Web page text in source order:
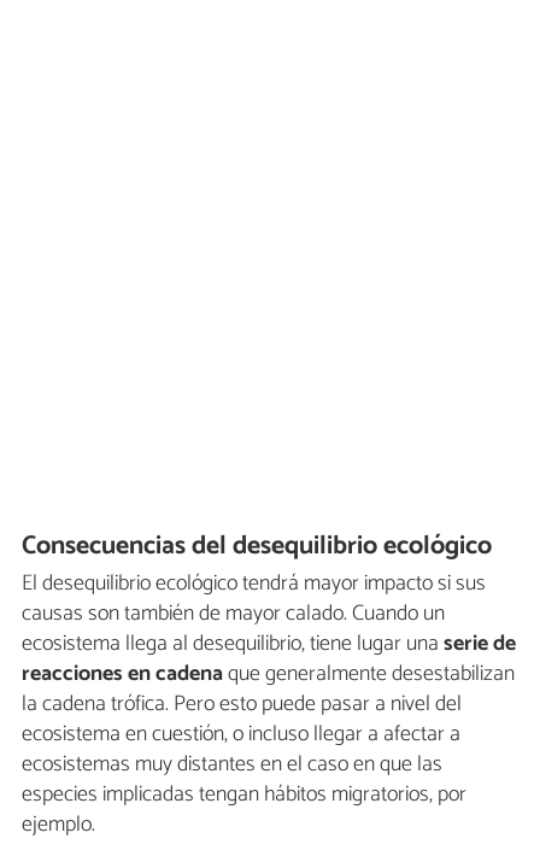
Consecuencias del desequilibrio ecológico
El desequilibrio ecológico tendrá mayor impacto si sus
causas son también de mayor calado. Cuando un
ecosistema llega al desequilibrio, tiene lugar unaserie de
reacciones en cadenaque generalmente desestabilizan
la cadena trófica. Pero esto puede pasar a nivel del
ecosistema en cuestión, o incluso llegar a afectar a
ecosistemas muy distantes en el caso en que las
especies implicadas tengan hábitos migratorios, por
ejemplo.